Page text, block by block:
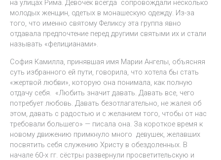
на улицах Рима. Девочек всегда сопровождали несколько
молодых женщин, одетых в монашескую одежду. Из-за
того, что именно святому Феликсу эта группа явно
отдавала предпочтение перед другими святыми их и стали
называть «фелицианами».
София Камилла, принявшая имя Марии Ангелы, объясняя
суть избранного ей пути, говорила, что хотела бы стать
«жертвой любви», которую она понимала, как полную
отдачу себя. «Любить значит давать. Давать все, чего
потребует любовь. Давать безотлагательно, не жалея об
этом, давать с радостью и с желанием того, чтобы от нас
требовали большего» — писала она. За короткое время к
новому движению примкнуло много девушек, желавших
посвятить себя служению Христу в обездоленных. В
начале 60-х гг. сёстры развернули просветительскую и